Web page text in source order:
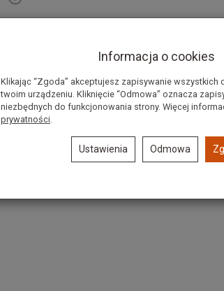
09349A
Informacja o cookies
Klikając “Zgoda” akceptujesz zapisywanie wszystkich
twoim urządzeniu. Kliknięcie “Odmowa” oznacza
niezbędnych do funkcjonowania strony. Więcej
prywatności
Ustawienia Odmowa